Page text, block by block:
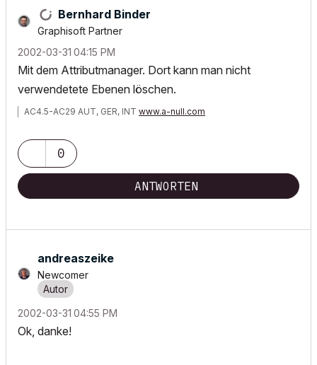
Bernhard Binder
Graphisoft Partner
‎2002-03-31 04:15 PM
Mit dem Attributmanager. Dort kann man nicht
verwendetete Ebenen löschen.
AC4.5-AC29 AUT, GER, INT www.a-null.com
0
ANTWORTEN
andreaszeike
Newcomer
‎2002-03-31 04:55 PM
Ok, danke!